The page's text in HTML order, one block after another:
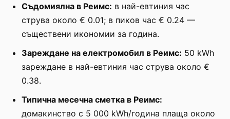
Съдомиялна в Реимс: в най-евтиния час
струва около € 0.01; в пиков час € 0.24 —
съществени икономии за година.
Зареждане на електромобил в Реимс: 50 kWh
зареждане в най-евтиния час струва около €
0.38.
Типична месечна сметка в Реимс:
домакинство с 5 000 kWh/година плаща около